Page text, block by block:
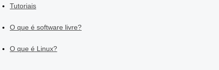
Tutoriais
O que é software livre?
O que é Linux?